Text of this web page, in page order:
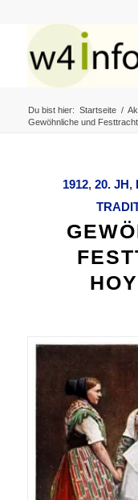
Du bist hier: Startseite /
Gewöhnliche und
1912, 20. JH,